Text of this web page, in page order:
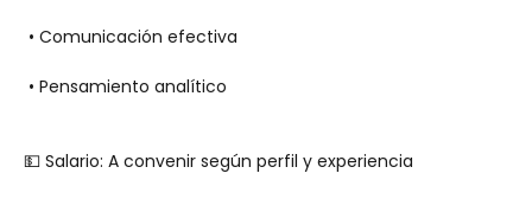
• Comunicación efectiva
• Pensamiento analítico
💵 Salario: A convenir según perfil y experiencia